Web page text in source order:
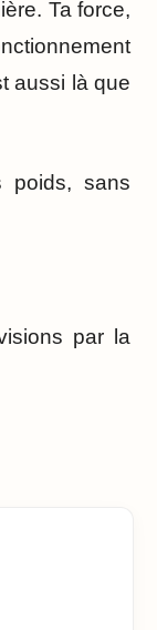
Ta force,
aussi là que
poids, sans
par la